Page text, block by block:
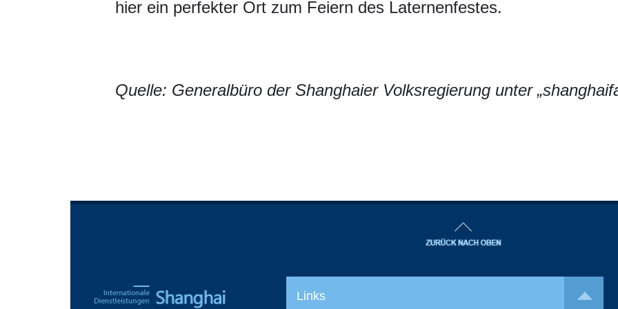
hier ein perfekter Ort zum Feiern des Laternenfestes.
Quelle: Generalbüro der Shanghaier Volksregierung unter
Links